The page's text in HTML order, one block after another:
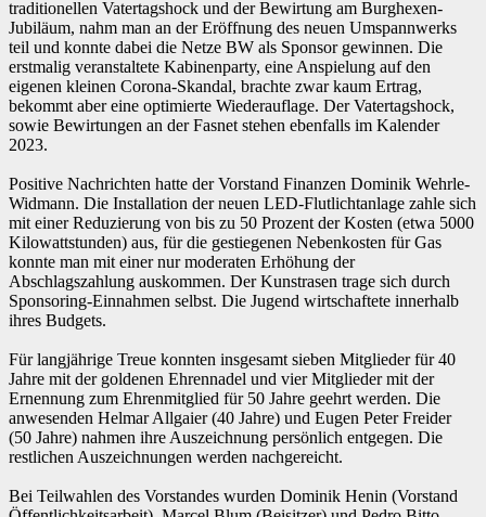
traditionellen Vatertagshock und der Bewirtung am Burghexen-
Jubiläum, nahm man an der Eröffnung des neuen Umspannwerks
teil und konnte dabei die Netze BW als Sponsor gewinnen. Die
erstmalig veranstaltete Kabinenparty, eine Anspielung auf den
eigenen kleinen Corona-Skandal, brachte zwar kaum Ertrag,
bekommt aber eine optimierte Wiederauflage. Der Vatertagshock,
sowie Bewirtungen an der Fasnet stehen ebenfalls im Kalender
2023.
Positive Nachrichten hatte der Vorstand Finanzen Dominik Wehrle-
Widmann. Die Installation der neuen LED-Flutlichtanlage zahle sich
mit einer Reduzierung von bis zu 50 Prozent der Kosten (etwa 5000
Kilowattstunden) aus, für die gestiegenen Nebenkosten für Gas
konnte man mit einer nur moderaten Erhöhung der
Abschlagszahlung auskommen. Der Kunstrasen trage sich durch
Sponsoring-Einnahmen selbst. Die Jugend wirtschaftete innerhalb
ihres Budgets.
Für langjährige Treue konnten insgesamt sieben Mitglieder für 40
Jahre mit der goldenen Ehrennadel und vier Mitglieder mit der
Ernennung zum Ehrenmitglied für 50 Jahre geehrt werden. Die
anwesenden Helmar Allgaier (40 Jahre) und Eugen Peter Freider
(50 Jahre) nahmen ihre Auszeichnung persönlich entgegen. Die
restlichen Auszeichnungen werden nachgereicht.
Bei Teilwahlen des Vorstandes wurden Dominik Henin (Vorstand